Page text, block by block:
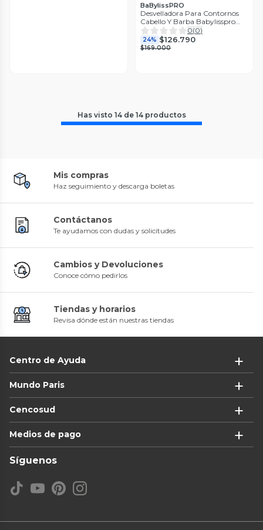
BaBylissPRO
Desvelladora Para Contornos
Cabello Y Barba Babylisspro
Rojo
0(0)
24% $126.790
$169.000
Has visto 14de 14 productos
Mis compras
Haz seguimiento y descarga boletas
Contáctanos
Te ayudamos con dudas y solicitudes
Cambios y Devoluciones
Conoce cómo pedirlos
Tiendas y horarios
Revisa dónde están nuestras tiendas
Centro de Ayuda
Mundo Paris
Cencosud
Medios de pago
Síguenos